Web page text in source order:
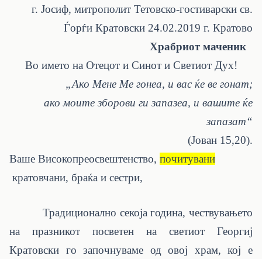
г. Јосиф, митрополит Тетовско-гостиварски св.
Ѓорѓи Кратовски 24.02.2019 г. Кратово
Храбриот маченик
Во името на Отецот и Синот и Светиот Дух!
„Ако Мене Ме гонеа, и вас ќе ве гонат;
ако моите зборови ги запазеа, и вашите ќе
запазат“
(Јован 15,20).
Ваше Високопреосвештенство, почитувани
кратовчани, браќа и сестри,
Традиционално секоја година, чествувањето
на празникот посветен на светиот Георгиј
Кратовски го започнуваме од овој храм, кој е